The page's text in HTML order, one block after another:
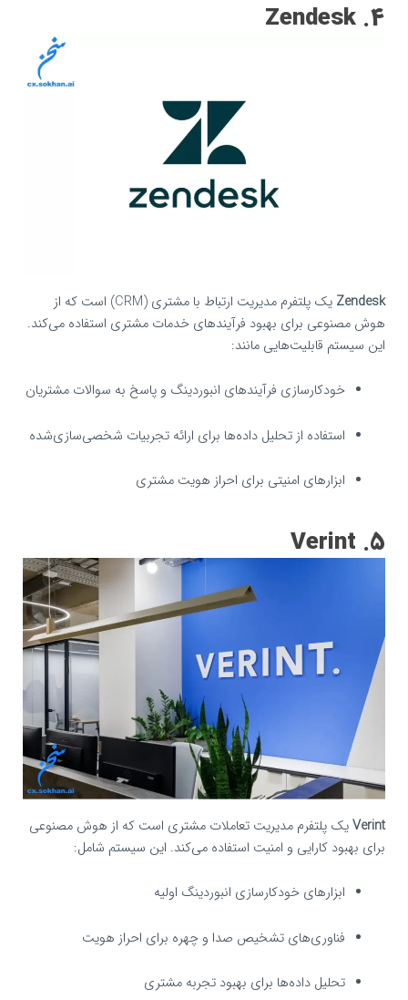
4. Zendesk
Zendesk
یک پلتفرم مدیریت ارتباط با مشتری (CRM) است که از
هوش مصنوعی برای بهبود فرآیندهای خدمات مشتری استفاده می‌کند.
این سیستم قابلیت‌هایی مانند:
خودکارسازی فرآیندهای انبوردینگ و پاسخ به سوالات مشتریان
استفاده از تحلیل داده‌ها برای ارائه تجربیات شخصی‌سازی‌شده
ابزارهای امنیتی برای احراز هویت مشتری
5. Verint
Verintیک پلتفرم مدیریت تعاملات مشتری است که از هوش مصنوعی
برای بهبود کارایی و امنیت استفاده می‌کند. این سیستم شامل:
ابزارهای خودکارسازی انبوردینگ اولیه
فناوری‌های تشخیص صدا و چهره برای احراز هویت
تحلیل داده‌ها برای بهبود تجربه مشتری